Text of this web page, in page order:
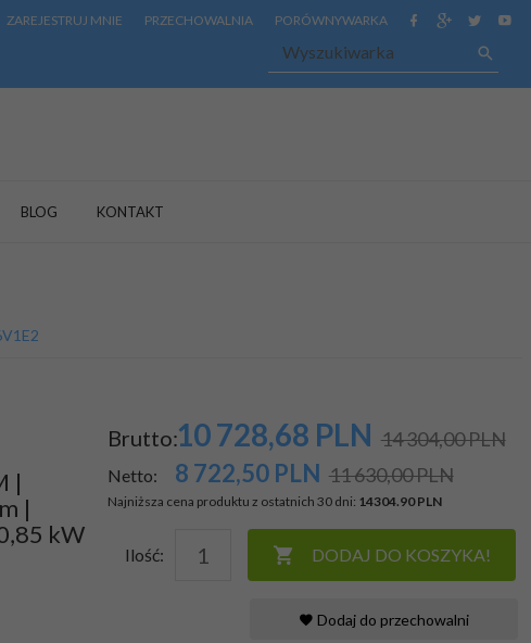
ZAREJESTRUJ MNIE PRZECHOWALNIA PORÓWNYWARKA
BLOG KONTAKT
|
|
kW
Brutto:10 728,68 PLN 14 304,00 PLN
Netto: 8 722,50 PLN 11 630,00 PLN
Najniższa cena produktu z ostatnich 30 dni: 14304.90 PLN
Ilość: DODAJ DO KOSZYKA!
Dodaj do przechowalni